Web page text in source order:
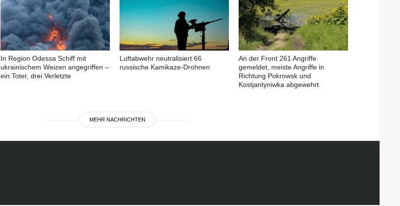
In Region Odessa Schiff mit
ukrainischem Weizen angegriffen –
ein Toter, drei Verletzte
Luftabwehr neutralisiert 66
russische Kamikaze-Drohnen
An der Front 261 Angriffe
gemeldet, meiste Angriffe in
Richtung Pokrowsk und
Kostjantyniwka abgewehrt
MEHR NACHRICHTEN